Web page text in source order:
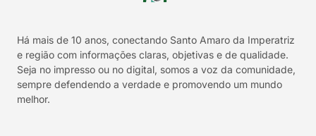
Há mais de 10 anos, conectando Santo Amaro da Imperatriz
e região com informações claras, objetivas e de qualidade.
Seja no impresso ou no digital, somos a voz da comunidade,
sempre defendendo a verdade e promovendo um mundo
melhor.